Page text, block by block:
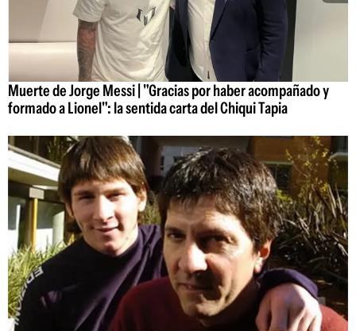
Muerte de Jorge Messi | "Gracias por haber acompañado y
formado a Lionel": la sentida carta del Chiqui Tapia